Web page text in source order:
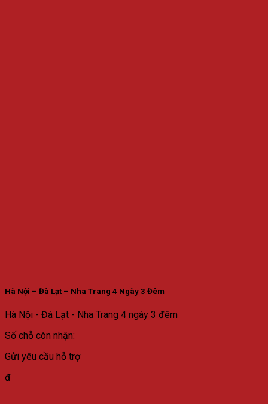
Hà Nội – Đà Lạt – Nha Trang 4 Ngày 3 Đêm
Hà Nội - Đà Lạt - Nha Trang 4 ngày 3 đêm
Số chỗ còn nhận:
Gửi yêu cầu hỗ trợ
đ